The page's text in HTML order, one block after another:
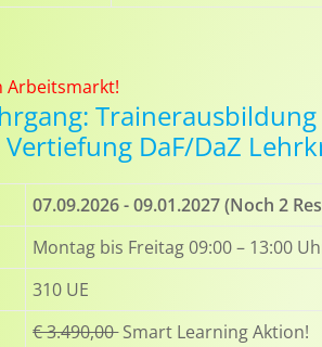
Arbeitsmarkt!
DaF/DaZ
07.09.2026 - 09.01.2027(Noch 2
Montag bis Freitag 09:00 – 13:00
310 UE
€ 3.490,00Smart Learning Aktion!